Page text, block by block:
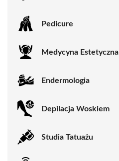
Pedicure
Medycyna Estetyczna
Endermologia
Depilacja Woskiem
Studia Tatuażu